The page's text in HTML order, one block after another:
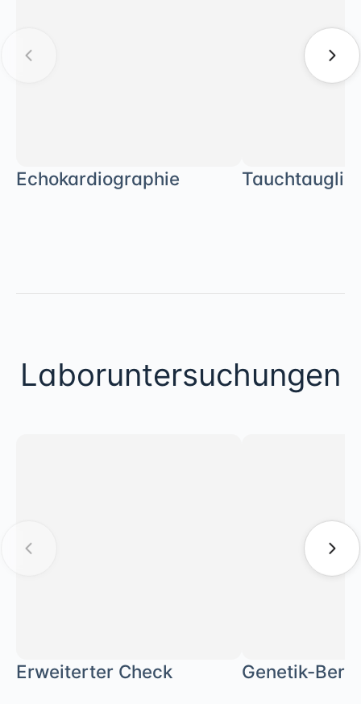
Echokardiographie
Laboruntersuchungen
Erweiterter Check Genetik-